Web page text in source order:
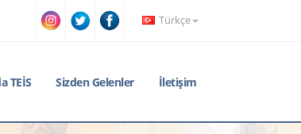
Türkçe
TEİS Sizden Gelenler İletişim